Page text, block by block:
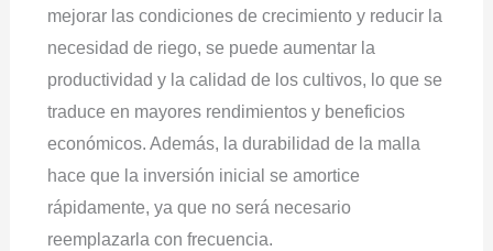
mejorar las condiciones de crecimiento y reducir la
necesidad de riego, se puede aumentar la
productividad y la calidad de los cultivos, lo que se
traduce en mayores rendimientos y beneficios
económicos. Además, la durabilidad de la malla
hace que la inversión inicial se amortice
rápidamente, ya que no será necesario
reemplazarla con frecuencia.